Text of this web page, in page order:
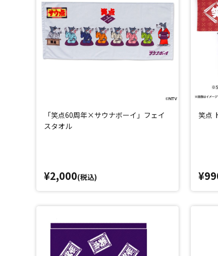
「笑点60周年×サウナボーイ」フェイ
スタオル
¥2,000(税込)
笑点